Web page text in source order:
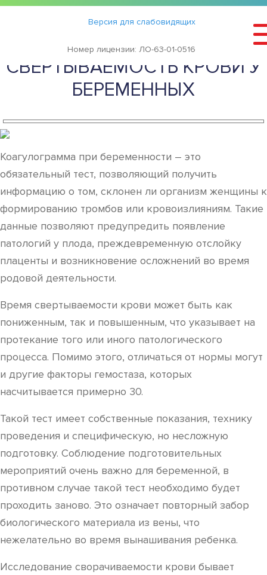
Версия для слабовидящих
Номер лицензии: ЛО-63-01-0516
Статьи ›
АНАЛИЗ НА
СВЕРТЫВАЕМОСТЬ КРОВИ У
БЕРЕМЕННЫХ
Коагулограмма при беременности – это
обязательный тест, позволяющий получить
информацию о том, склонен ли организм женщины к
формированию тромбов или кровоизлияниям. Такие
данные позволяют предупредить появление
патологий у плода, преждевременную отслойку
плаценты и возникновение осложнений во время
родовой деятельности.
Время свертываемости крови может быть как
пониженным, так и повышенным, что указывает на
протекание того или иного патологического
процесса. Помимо этого, отличаться от нормы могут
и другие факторы гемостаза, которых
насчитывается примерно 30.
Такой тест имеет собственные показания, технику
проведения и специфическую, но несложную
подготовку. Соблюдение подготовительных
мероприятий очень важно для беременной, в
противном случае такой тест необходимо будет
проходить заново. Это означает повторный забор
биологического материала из вены, что
нежелательно во время вынашивания ребенка.
Исследование сворачиваемости крови бывает